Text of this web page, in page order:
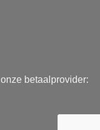
betaalprovider: